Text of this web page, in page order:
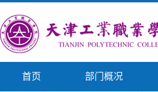
首页 部门概况